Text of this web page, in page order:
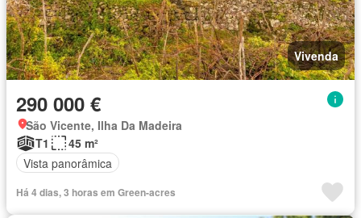
Vivenda
290 000 €
São Vicente, Ilha Da Madeira
T1
45 m²
Vista panorâmica
Há 4 dias, 3 horas em Green-acres